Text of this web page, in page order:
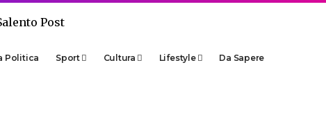
Politica Sport Cultura Lifestyle Da Sapere